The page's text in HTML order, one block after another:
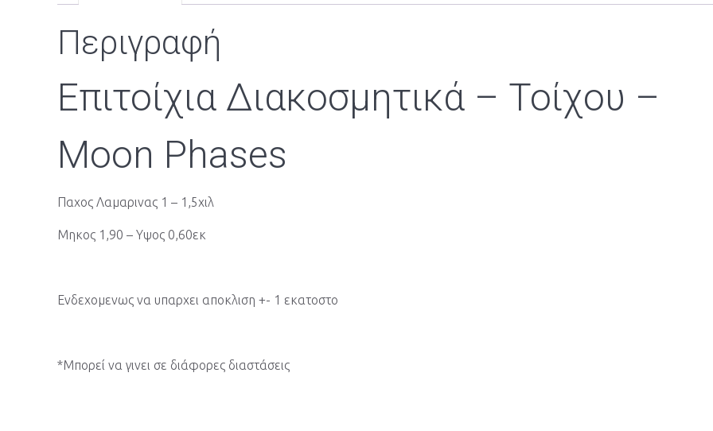
Περιγραφή
Επιτοίχια Διακοσμητικά – Τοίχου –
Moon Phases
Παχος Λαμαρινας 1 – 1,5χιλ
Μηκος 1,90 – Υψος 0,60εκ
Ενδεχομενως να υπαρχει αποκλιση +- 1 εκατοστο
*Μπορεί να γινει σε διάφορες διαστάσεις